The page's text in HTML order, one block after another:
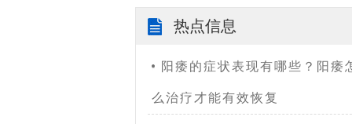
热点信息
阳痿的症状表现有哪些？阳痿
么治疗才能有效恢复